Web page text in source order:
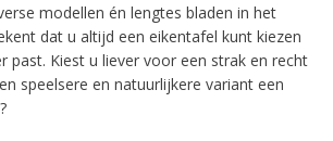
modellen én lengtes bladen in het
dat u altijd een eikentafel kunt kiezen
past. Kiest u liever voor een strak en recht
speelsere en natuurlijkere variant een
?